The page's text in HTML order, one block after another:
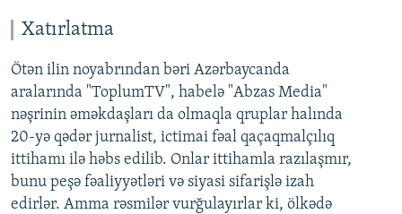
Xatırlatma
Ötən ilin noyabrından bəri Azərbaycanda
aralarında "ToplumTV", habelə "Abzas Media"
nəşrinin əməkdaşları da olmaqla qruplar halında
20-yə qədər jurnalist, ictimai fəal qaçaqmalçılıq
ittihamı ilə həbs edilib. Onlar ittihamla razılaşmır,
bunu peşə fəaliyyətləri və siyasi sifarişlə izah
edirlər. Amma rəsmilər vurğulayırlar ki, ölkədə